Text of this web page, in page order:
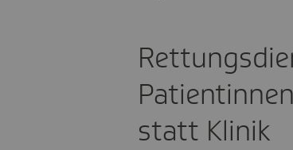
statt Klinik